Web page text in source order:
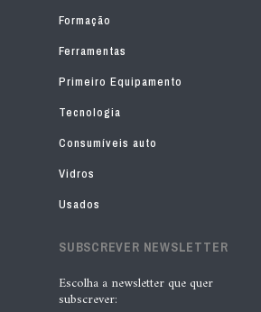
Formação
Ferramentas
Primeiro Equipamento
Tecnologia
Consumíveis auto
Vidros
Usados
SUBSCREVER NEWSLETTER
Escolha a newsletter que quer
subscrever: